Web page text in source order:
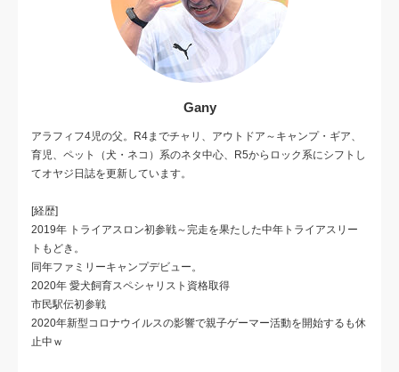
Gany
アラフィフ4児の父。R4までチャリ、アウトドア～キャンプ・ギア、
育児、ペット（犬・ネコ）系のネタ中心、R5からロック系にシフトし
てオヤジ日誌を更新しています。
[経歴]
2019年 トライアスロン初参戦～完走を果たした中年トライアスリー
トもどき。
同年ファミリーキャンプデビュー。
2020年 愛犬飼育スペシャリスト資格取得
市民駅伝初参戦
2020年新型コロナウイルスの影響で親子ゲーマー活動を開始するも休
止中ｗ